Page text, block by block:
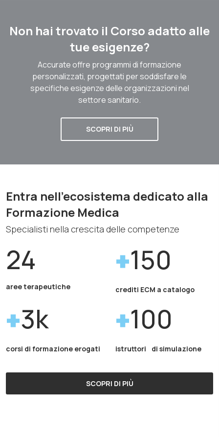
Non hai trovato il Corso adatto alle
tue esigenze?
Accurate offre programmi di formazione
personalizzati, progettati per soddisfare le
specifiche esigenze delle organizzazioni nel
settore sanitario.
SCOPRI DI PIÙ
Entra nell'ecosistema dedicato alla
Formazione Medica
Specialisti nella crescita delle competenze
24
aree terapeutiche
150
crediti ECM a catalogo
3k
corsi di formazione erogati
100
istruttori di simulazione
SCOPRI DI PIÙ